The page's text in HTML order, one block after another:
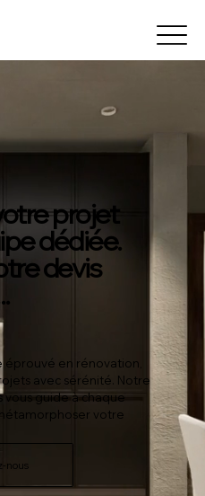
projet
dédiée.
devis
éprouvé en rénovation,
avec sérénité. Notre
vous guide à chaque
votre
nous